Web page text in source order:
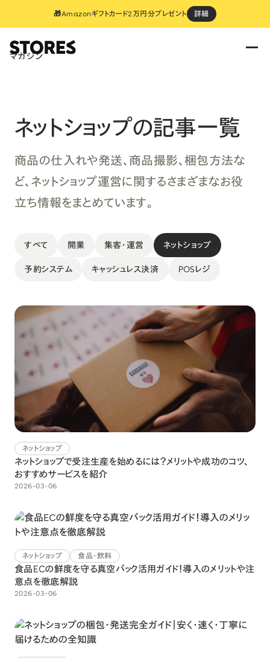
🎁Amazonギフトカード2万円分プレゼント 詳細
マガジン
ネットショップの記事一覧
商品の仕入れや発送、商品撮影、梱包方法な
ど、ネットショップ運営に関するさまざまなお役
立ち情報をまとめています。
すべて 開業 集客・運営 ネットショップ
予約システム キャッシュレス決済 POSレジ
ネットショップ
ネットショップで受注生産を始めるには？メリットや成功のコツ、
おすすめサービスを紹介
2026-03-06
ネットショップ 食品・飲料
食品ECの鮮度を守る真空パック活用ガイド！導入のメリットや注
意点を徹底解説
2026-03-06